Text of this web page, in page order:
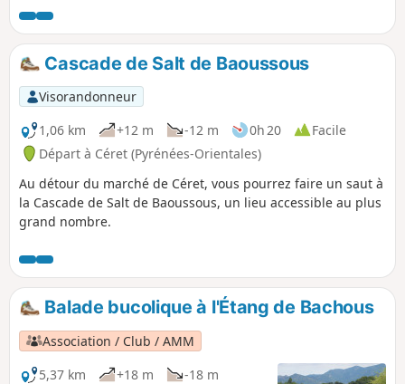
randonnée. Trace gpx fortement conseillée. Chemin balisé
(plus ou moins bien) sauf entre (10) et (11) et entre (12) et
dans le sens décrit.
Cascade de Salt de Baoussous
Visorandonneur
1,06 km
+12 m -12 m 0h 20
Facile
Départ à Céret (Pyrénées-Orientales)
Au détour du marché de Céret, vous pourrez faire un saut à
la Cascade de Salt de Baoussous, un lieu accessible au plus
grand nombre.
Balade bucolique à l'Étang de Bachous
Association / Club / AMM
5,37 km
+18 m
-18 m